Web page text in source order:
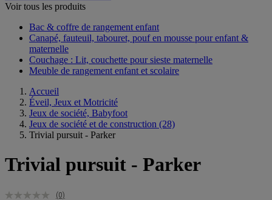
Voir tous les produits
Bac & coffre de rangement enfant​
Canapé, fauteuil, tabouret, pouf en mousse pour enfant &
maternelle
Couchage : Lit, couchette pour sieste maternelle​
Meuble de rangement enfant et scolaire
Accueil
Éveil, Jeux et Motricité
Jeux de société, Babyfoot
Jeux de société et de construction (28)
Trivial pursuit - Parker
Trivial pursuit - Parker
(0)